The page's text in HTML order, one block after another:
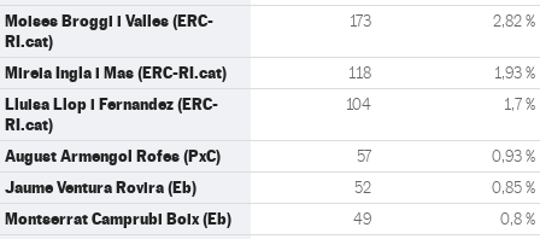
Moises Broggi i Valles (ERC-
RI.cat)
173 2,82 %
Mireia Ingla i Mas (ERC-RI.cat) 118 1,93 %
Lluisa Llop i Fernandez (ERC-
RI.cat)
104 1,7 %
August Armengol Rofes (PxC) 57 0,93 %
Jaume Ventura Rovira (Eb) 52 0,85 %
Montserrat Camprubi Boix (Eb) 49 0,8 %